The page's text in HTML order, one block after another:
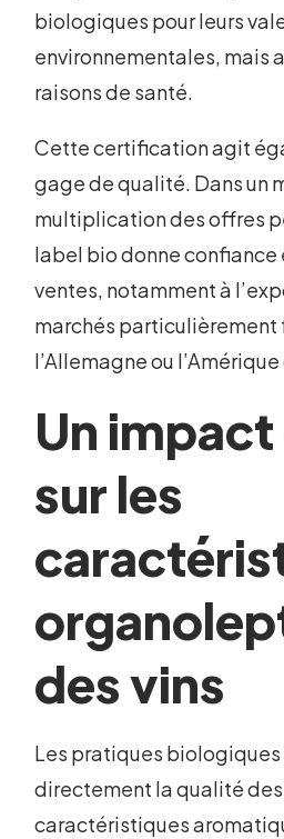
biologiques pour leurs
environnementales, mais
raisons de santé.
Cette certification agit
gage de qualité. Dans un
multiplication des offres
label bio donne
ventes, notamment à
marchés particulièrement
l’Allemagne ou
Un
sur les
des vins
Les pratiques
directement la qualité des
caractéristiques